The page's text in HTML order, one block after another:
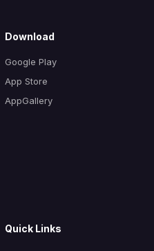
Download
Google Play
App Store
AppGallery
Quick Links